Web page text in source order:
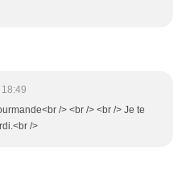
/> <br /> <br /> Je te
/>